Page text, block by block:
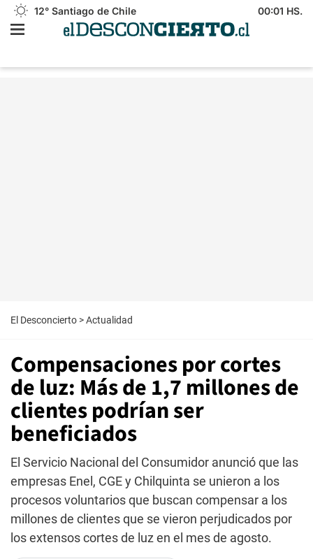
12° Santiago de Chile 00:01 HS.
El Desconcierto >Actualidad
Compensaciones por cortes
de luz: Más de 1,7 millones de
clientes podrían ser
beneficiados
El Servicio Nacional del Consumidor anunció que las
empresas Enel, CGE y Chilquinta se unieron a los
procesos voluntarios que buscan compensar a los
millones de clientes que se vieron perjudicados por
los extensos cortes de luz en el mes de agosto.